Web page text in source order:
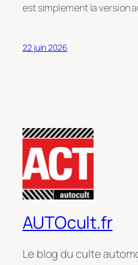
est simplement la version
22 juin 2026
AUTOcult.fr
Le blog du culte